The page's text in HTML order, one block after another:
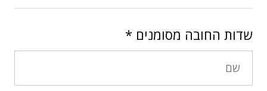
שדות החובה מסומנים *